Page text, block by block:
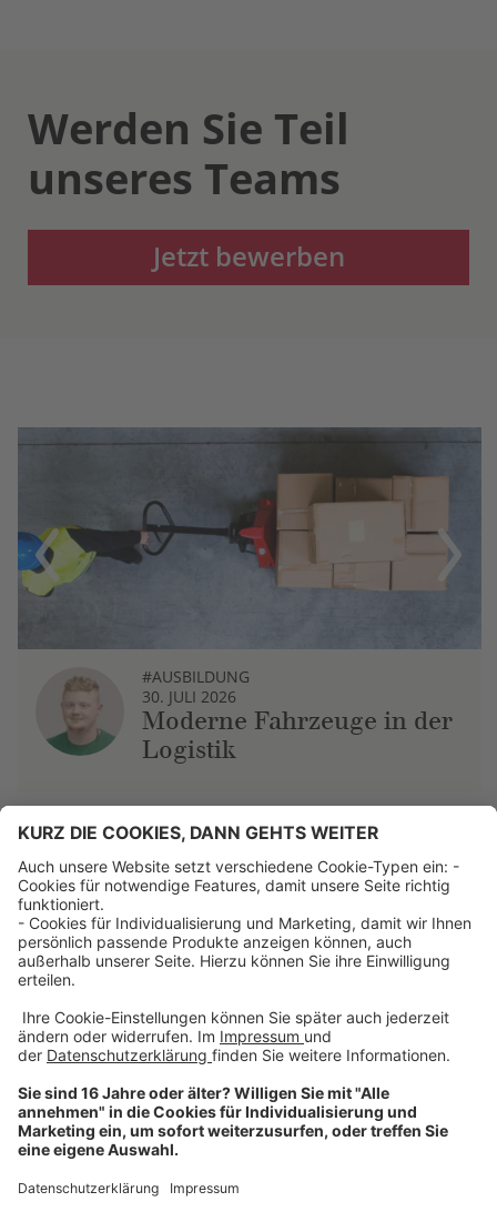
Werden Sie Teil
unseres Teams
Jetzt bewerben
Previous
#AUSBILDUNG
30. JULI 2026
Moderne Fahrzeuge in der
Logistik
Next
Über uns
Dehner Unternehmen
Jobs bei Dehner